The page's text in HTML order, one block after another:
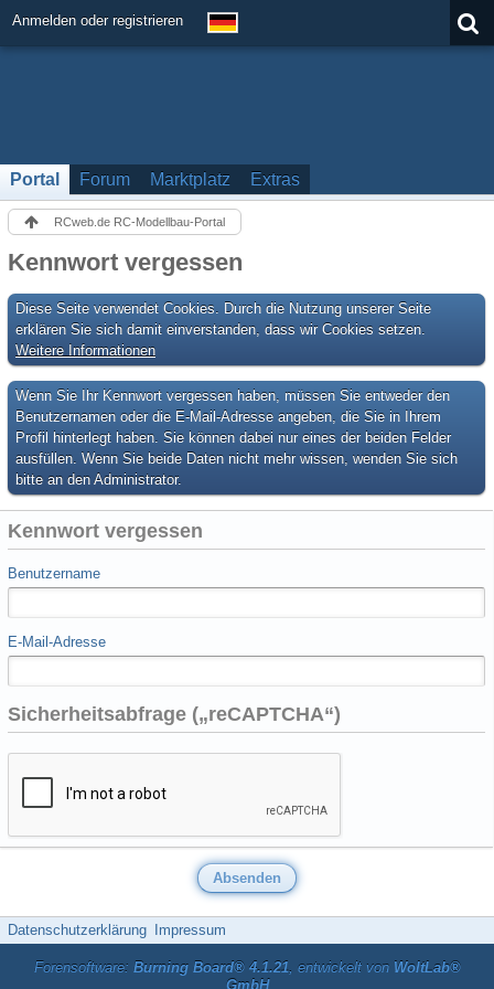
Anmelden oder registrieren
Portal Forum Marktplatz Extras
RCweb.de RC-Modellbau-Portal
Kennwort vergessen
Diese Seite verwendet Cookies. Durch die Nutzung unserer Seite
erklären Sie sich damit einverstanden, dass wir Cookies setzen.
Weitere Informationen
Wenn Sie Ihr Kennwort vergessen haben, müssen Sie entweder den
Benutzernamen oder die E-Mail-Adresse angeben, die Sie in Ihrem
Profil hinterlegt haben. Sie können dabei nur eines der beiden Felder
ausfüllen. Wenn Sie beide Daten nicht mehr wissen, wenden Sie sich
bitte an den Administrator.
Kennwort vergessen
Benutzername
E-Mail-Adresse
Sicherheitsabfrage („reCAPTCHA“)
Datenschutzerklärung Impressum
Forensoftware: Burning Board® 4.1.21, entwickelt von WoltLab®
GmbH